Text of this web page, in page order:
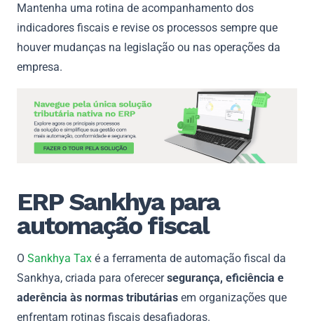
Mantenha uma rotina de acompanhamento dos
indicadores fiscais e revise os processos sempre que
houver mudanças na legislação ou nas operações da
empresa.
ERP Sankhya para
automação fiscal
O Sankhya Tax é a ferramenta de automação fiscal da
Sankhya, criada para oferecersegurança, eficiência e
aderência às normas tributárias em organizações que
enfrentam rotinas fiscais desafiadoras.